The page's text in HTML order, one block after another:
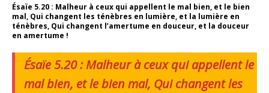
Ésaïe 5.20 : Malheur à ceux qui appellent le mal bien, et le bien
mal, Qui changent les ténèbres en lumière, et la lumière en
ténèbres, Qui changent l’amertume en douceur, et la douceur
en amertume !
Ésaïe 5.20 : Malheur à ceux qui appellent le
mal bien, et le bien mal, Qui changent les